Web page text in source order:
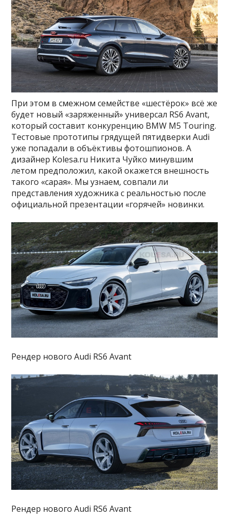
При этом в смежном семействе «шестёрок» всё же
будет новый «заряженный» универсал RS6 Avant,
который составит конкуренцию BMW M5 Touring.
Тестовые прототипы грядущей пятидверки Audi
уже попадали в объёктивы фотошпионов. А
дизайнер Kolesa.ru Никита Чуйко минувшим
летом предположил, какой окажется внешность
такого «сарая». Мы узнаем, совпали ли
представления художника с реальностью после
официальной презентации «горячей» новинки.
Рендер нового Audi RS6 Avant
Рендер нового Audi RS6 Avant